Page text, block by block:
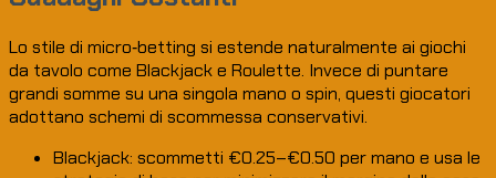
Lo stile di micro‑betting si estende naturalmente ai giochi
da tavolo come Blackjack e Roulette. Invece di puntare
grandi somme su una singola mano o spin, questi giocatori
adottano schemi di scommessa conservativi.
Blackjack: scommetti €0.25–€0.50 per mano e usa le